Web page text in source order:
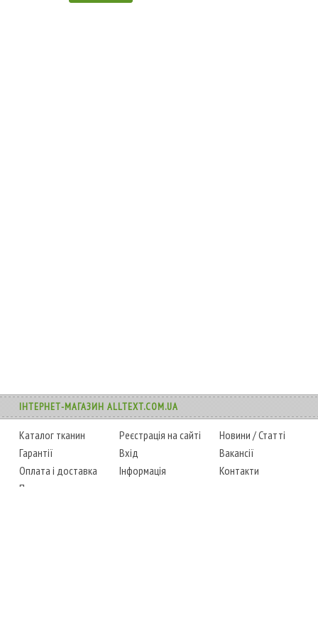
ІНТЕРНЕТ-МАГАЗИН ALLTEXT.COM.UA
Каталог тканин
Гарантії
Оплата і доставка
Повернення товару
Реєстрація на сайті
Вхід
Інформація
Новини /Статті
Вакансії
Контакти